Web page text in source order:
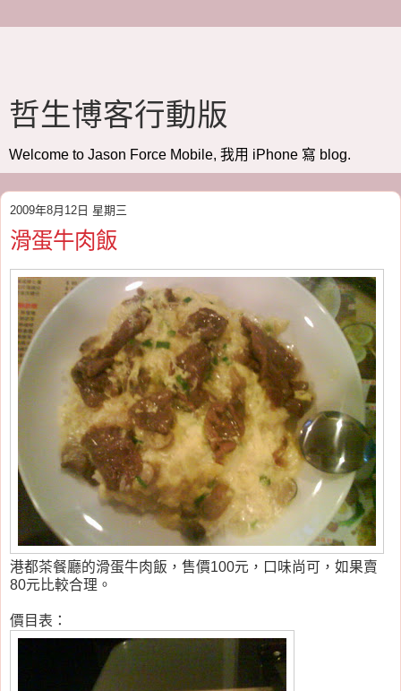
哲生博客行動版
Welcome to Jason Force Mobile, 我用 iPhone 寫 blog.
2009年8月12日 星期三
滑蛋牛肉飯
港都茶餐廳的滑蛋牛肉飯，售價100元，口味尚可，如果賣
80元比較合理。
價目表：